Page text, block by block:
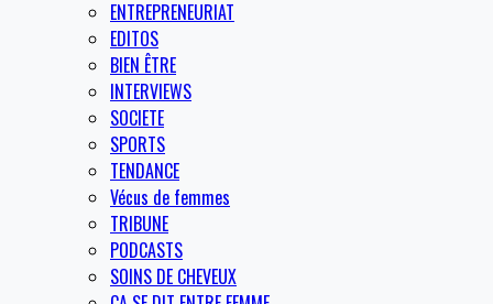
ENTREPRENEURIAT
EDITOS
BIEN ÊTRE
INTERVIEWS
SOCIETE
SPORTS
TENDANCE
Vécus de femmes
TRIBUNE
PODCASTS
SOINS DE CHEVEUX